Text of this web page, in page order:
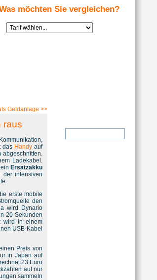
möchten Sie vergleichen?
Geldanlage >>
raus
das Handyauf
abgeschnitten.
Ladekabel.
Ersatzakku
der intensiven
erste mobile
den
wird Dynario
20 Sekunden
wird in einem
USB-Kabel
Preis von
in Japan auf
23 Euro
auf nur
sammeln